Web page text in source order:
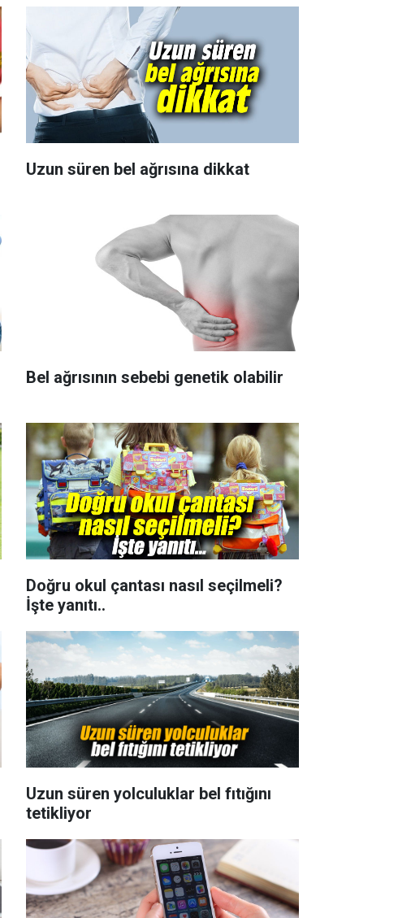
Uzun süren bel ağrısına dikkat
Bel ağrısının sebebi genetik olabilir
Doğru okul çantası nasıl seçilmeli?
İşte yanıtı..
Uzun süren yolculuklar bel fıtığını
tetikliyor